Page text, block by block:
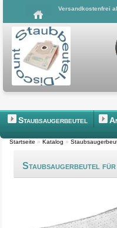
Versandkostenfrei
Staubsaugerbeutel
Startseite » Katalog »
Staubsaugerbeutel